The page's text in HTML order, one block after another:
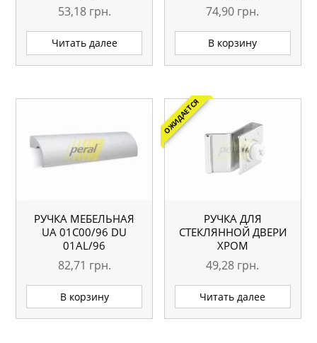
53,18 грн.
Читать далее
74,90 грн.
В корзину
РУЧКА МЕБЕЛЬНАЯ
UA 01С00/96 DU
01AL/96
82,71 грн.
В корзину
ОЖИДАЕТСЯ
РУЧКА ДЛЯ
СТЕКЛЯННОЙ ДВЕРИ
ХРОМ
49,28 грн.
Читать далее